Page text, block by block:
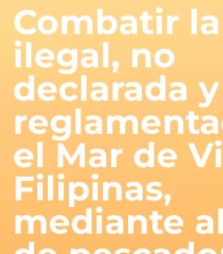
Combatir
ilegal, no
declarada
el Mar de
Filipinas,
mediante